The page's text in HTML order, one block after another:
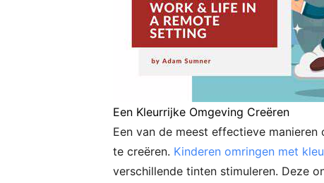
Een Kleurrijke Omgeving Creëren
Een van de meest effectieve
te creëren. Kinderen omringen met
verschillende tinten stimuleren. Deze